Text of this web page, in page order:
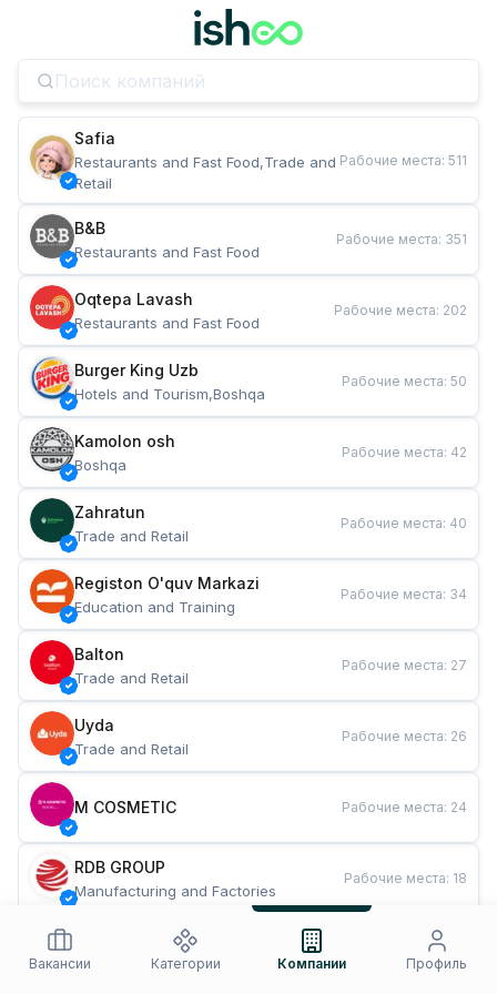
Safia
Restaurants and Fast Food,Trade and
Retail
Рабочие места: 511
B&B
Restaurants and Fast Food
Рабочие места: 351
Oqtepa Lavash
Restaurants and Fast Food
Рабочие места: 202
Burger King Uzb
Hotels and Tourism,Boshqa
Рабочие места: 50
Kamolon osh
Boshqa
Рабочие места: 42
Zahratun
Trade and Retail
Рабочие места: 40
Registon O'quv Markazi
Education and Training
Рабочие места: 34
Balton
Trade and Retail
Рабочие места: 27
Uyda
Trade and Retail
Рабочие места: 26
M COSMETIC Рабочие места: 24
RDB GROUP
Manufacturing and Factories
Рабочие места: 18
Restaurants and Fast Food
Рабочие места
Вакансии
Категории Компании Профиль